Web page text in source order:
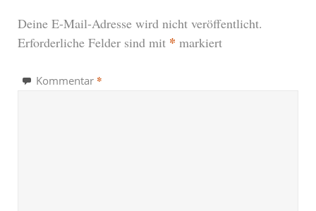
Deine E-Mail-Adresse wird nicht veröffentlicht.
Erforderliche Felder sind mit * markiert
Kommentar *